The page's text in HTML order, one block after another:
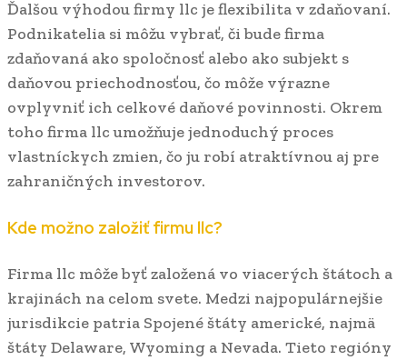
Ďalšou výhodou firmy llc je flexibilita v zdaňovaní.
Podnikatelia si môžu vybrať, či bude firma
zdaňovaná ako spoločnosť alebo ako subjekt s
daňovou priechodnosťou, čo môže výrazne
ovplyvniť ich celkové daňové povinnosti. Okrem
toho firma llc umožňuje jednoduchý proces
vlastníckych zmien, čo ju robí atraktívnou aj pre
zahraničných investorov.
Kde možno založiť firmu llc?
Firma llc môže byť založená vo viacerých štátoch a
krajinách na celom svete. Medzi najpopulárnejšie
jurisdikcie patria Spojené štáty americké, najmä
štáty Delaware, Wyoming a Nevada. Tieto regióny